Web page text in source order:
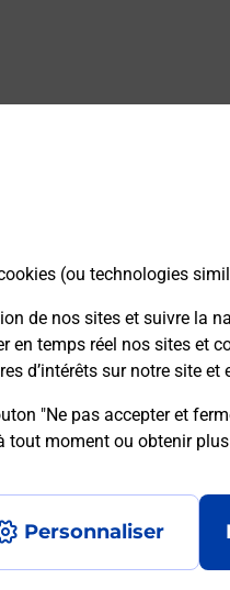
(ou technologies
de nos sites et suivre la
en temps réel nos sites et
d’intérêts sur notre site et
"Ne pas accepter et
tout moment ou obtenir
Personnaliser
personnelles et cookies